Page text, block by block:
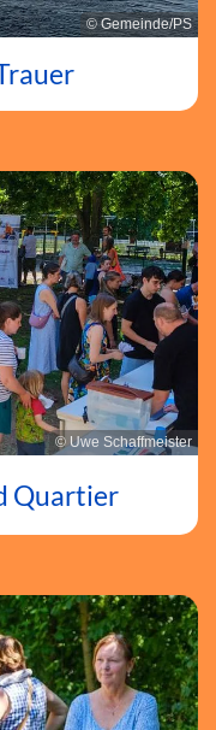
© Gemeinde/PS
© Uwe Schaffmeister
Quartier